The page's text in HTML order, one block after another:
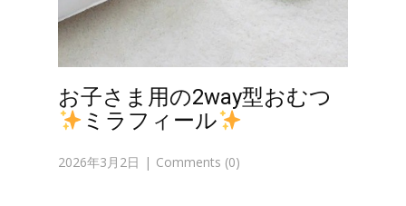
お子さま用の2way型おむつ
ミラフィール
2026年3月2日 Comments (0)